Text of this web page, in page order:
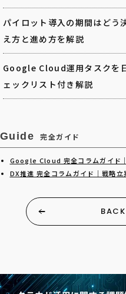
パイロット導入の期間はどう
え方と進め方を解説
Google Cloud運用タスクを
ェックリスト付き解説
Guide 完全ガイド
Google Cloud 完全コラムガイド
DX推進 完全コラムガイド｜戦略